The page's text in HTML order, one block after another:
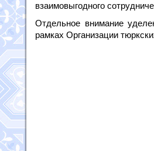
взаимовыгодного
Отдельное внимание
рамках Организации